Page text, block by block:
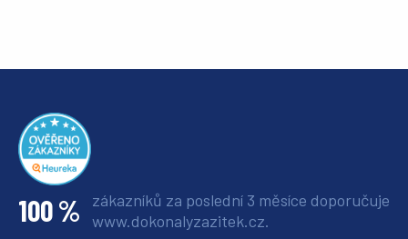
100 % zákazníků za poslední 3 měsíce doporučuje
www.dokonalyzazitek.cz.